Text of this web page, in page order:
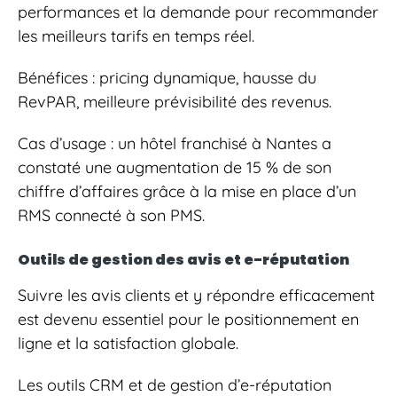
performances et la demande pour recommander
les meilleurs tarifs en temps réel.
Bénéfices : pricing dynamique, hausse du
RevPAR, meilleure prévisibilité des revenus.
Cas d’usage : un hôtel franchisé à Nantes a
constaté une augmentation de 15 % de son
chiffre d’affaires grâce à la mise en place d’un
RMS connecté à son PMS.
Outils de gestion des avis et e-réputation
Suivre les avis clients et y répondre efficacement
est devenu essentiel pour le positionnement en
ligne et la satisfaction globale.
Les outils CRM et de gestion d’e-réputation